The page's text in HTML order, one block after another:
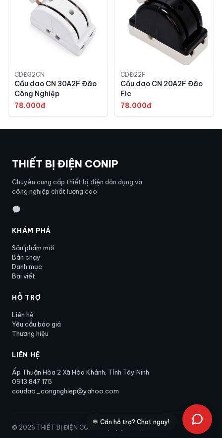
CDĐ32CN
Cầu dao CN 30A2F Đão
Công Nghiệp
78.000đ
CDĐ22F
Cầu dao CN 20A2F Đão
Fic
78.000đ
THIẾT BỊ ĐIỆN CONIP
Chuyên cung cấp thiết bị điện dân dụng và
công nghiệp chất lượng cao
KHÁM PHÁ
Sản phẩm mới
Bán chạy
Danh mục
Bài viết
HỖ TRỢ
Liên hệ
Yêu cầu báo giá
Thương hiệu
LIÊN HỆ
Ấp Thuận Hòa 2 Xã Hòa Khánh, Tỉnh Tây Ninh
0913 847 175
caudao_congnghiep@yahoo.com
© 2026 THIẾT BỊ ĐIỆN CONIP . Mọi quyền được bảo lưu.
💬 Cần hỗ trợ? Chat ngay!